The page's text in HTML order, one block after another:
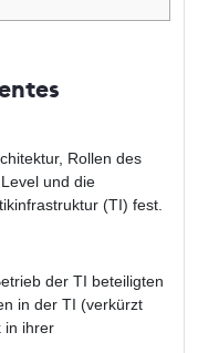
Rollen des
und die
(TI) fest.
der TI beteiligten
in der TI (verkürzt
in ihrer